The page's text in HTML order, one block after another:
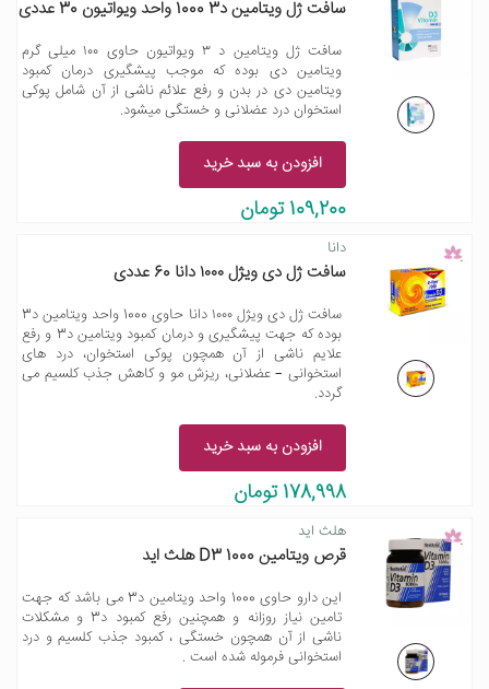
سافت ژل ویتامین د3 1000 واحد ویواتیون 30 عددی
سافت ژل ویتامین د ۳ ویواتیون حاوی ۱۰۰ میلی گرم
ویتامین دی بوده که موجب پیشگیری درمان کمبود
ویتامین دی در بدن و رفع علائم ناشی از آن شامل پوکی
استخوان درد عضلانی و خستگی میشود.
افزودن به سبد خرید
109,200 تومان
دانا
سافت ژل دی ویژل ۱۰۰۰ دانا 60 عددی
سافت ژل دی ویژل ۱۰۰۰ دانا حاوی 1000 واحد ویتامین د3
بوده که جهت پیشگیری و درمان کمبود ویتامین د3 و رفع
علایم ناشی از آن همچون پوکی استخوان، درد های
استخوانی – عضلانی، ریزش مو و کاهش جذب کلسیم می
گردد.
افزودن به سبد خرید
178,998 تومان
هلث اید
قرص ویتامین D3 1000 هلث اید
این دارو حاوی 1000 واحد ویتامین د3 می باشد که جهت
تامین نیاز روزانه و همچنین رفع کمبود د3 و مشکلات
ناشی از آن همچون خستگی ، کمبود جذب کلسیم و درد
استخوانی فرموله شده است .